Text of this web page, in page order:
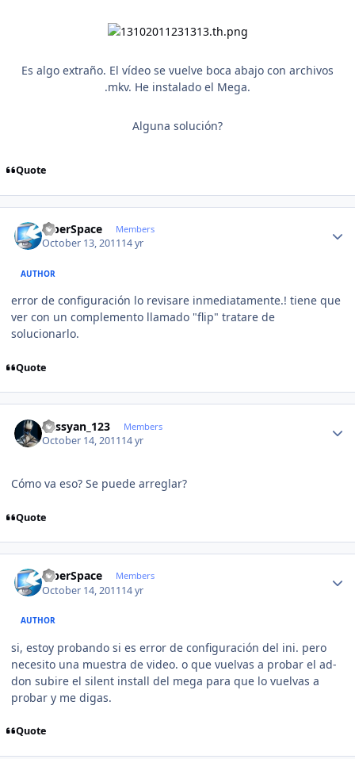
Es algo extraño. El vídeo se vuelve boca abajo con archivos
.mkv. He instalado el Mega.
Alguna solución?
Quote
CiberSpace Members
October 13, 201114 yr
AUTHOR
error de configuración lo revisare inmediatamente.! tiene que
ver con un complemento llamado "flip" tratare de
solucionarlo.
Quote
kassyan_123 Members
October 14, 201114 yr
Cómo va eso? Se puede arreglar?
Quote
CiberSpace Members
October 14, 201114 yr
AUTHOR
si, estoy probando si es error de configuración del ini. pero
necesito una muestra de video. o que vuelvas a probar el ad-
don subire el silent install del mega para que lo vuelvas a
probar y me digas.
Quote